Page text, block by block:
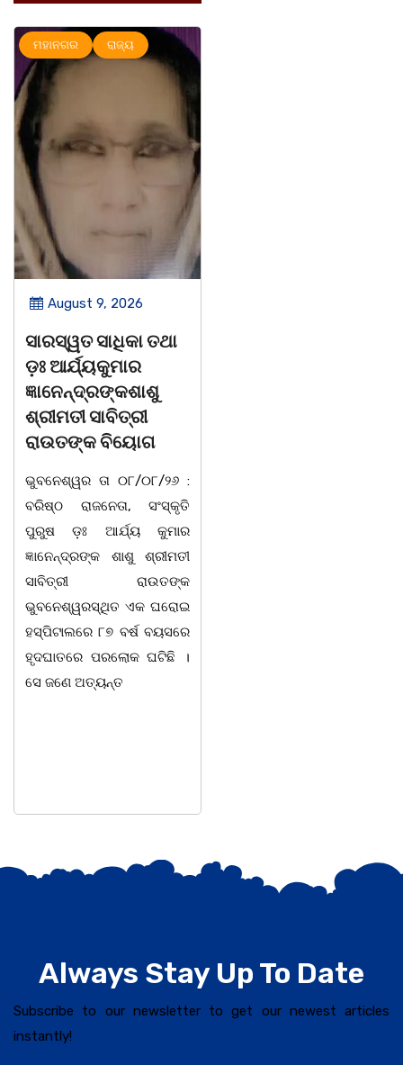
ମହାନଗର ରାଜ୍ୟ
August 9, 2026
ସାରସ୍ୱତ ସାଧିକା ତଥା
ଡ଼ଃ ଆର୍ଯ୍ୟକୁମାର
ଜ୍ଞାନେନ୍ଦ୍ରଙ୍କଶାଶୁ
ଶ୍ରୀମତୀ ସାବିତ୍ରୀ
ରାଉତଙ୍କ ବିୟୋଗ
ଭୁବନେଶ୍ୱର ତା ୦୮/୦୮/୨୬ :
ବରିଷ୍ଠ ରାଜନେତା, ସଂସ୍କୃତି
ପୁରୁଷ ଡ଼ଃ ଆର୍ଯ୍ୟ କୁମାର
ଜ୍ଞାନେନ୍ଦ୍ରଙ୍କ ଶାଶୁ ଶ୍ରୀମତୀ
ସାବିତ୍ରୀ ରାଉତଙ୍କ
ଭୁବନେଶ୍ୱରସ୍ଥିତ ଏକ ଘରୋଇ
ହସ୍ପିଟାଲରେ ୮୭ ବର୍ଷ ବୟସରେ
ହୃଦଘାତରେ ପରଲୋକ ଘଟିଛି ।
ସେ ଜଣେ ଅତ୍ୟନ୍ତ
Always Stay Up To Date
Subscribe to our newsletter to get our newest articles
instantly!